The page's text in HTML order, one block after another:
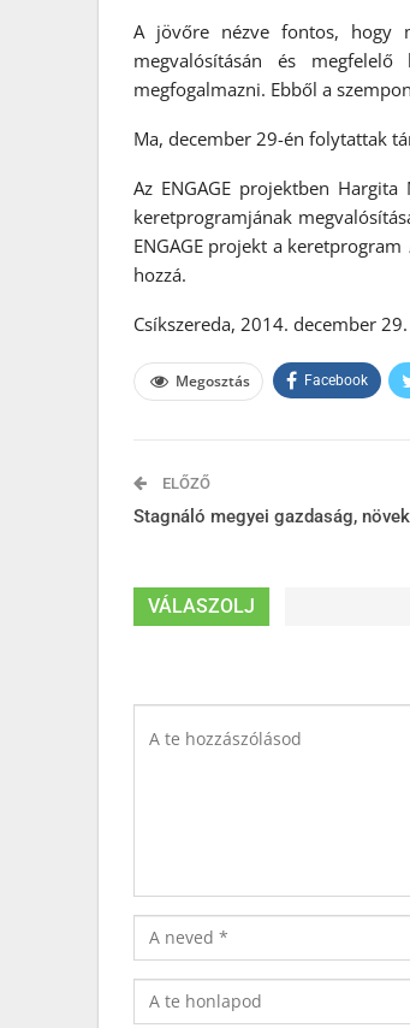
A jövőre nézve fontos, hogy
megvalósításán és
megfogalmazni. Ebből a
Ma, december 29-én folytattak
Az ENGAGE projektben Hargita
keretprogramjának
ENGAGE projekt a keretprogram
hozzá.
Csíkszereda, 2014. december 29.
Megosztás Facebook
ELŐZŐ
Stagnáló megyei gazdaság,
VÁLASZOLJ